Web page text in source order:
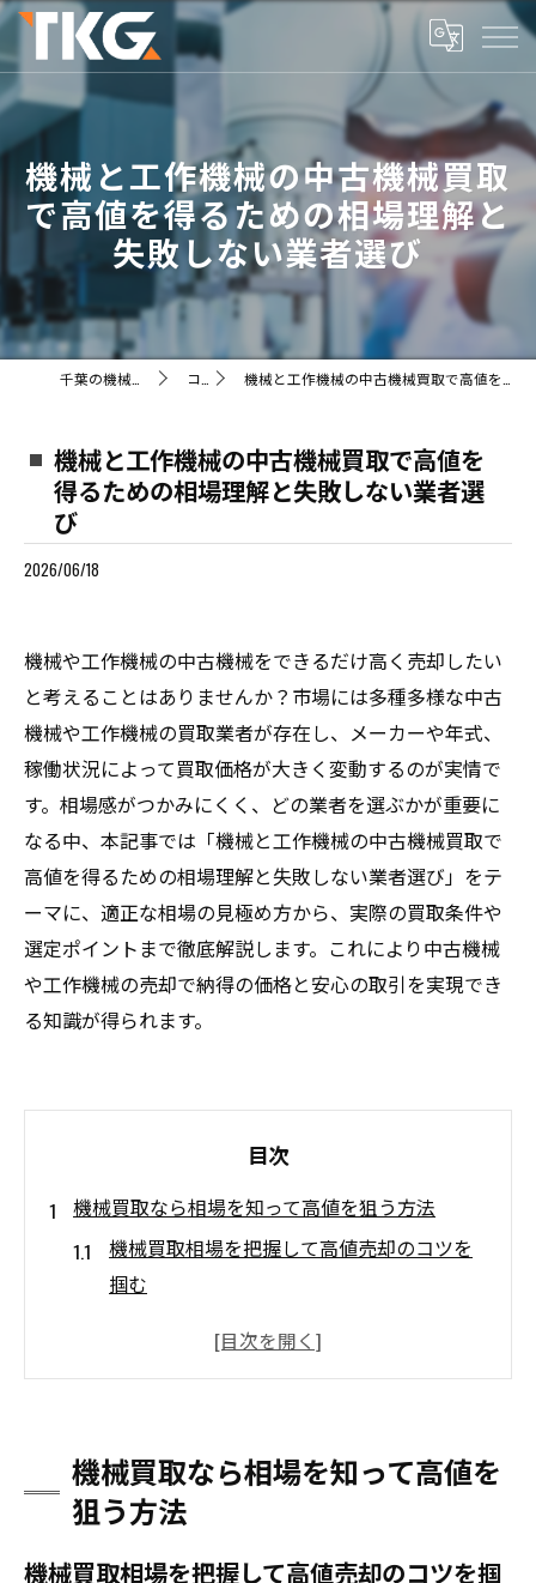
機械と工作機械の中古機械買取
で高値を得るための相場理解と
失敗しない業者選び
コラム 機械と工作機械の中古機械買取で高値を得るための相場理解と失敗しない業者選び
機械と工作機械の中古機械買取で高値を
得るための相場理解と失敗しない業者選
び
2026/06/18
機械や工作機械の中古機械をできるだけ高く売却したい
と考えることはありませんか？市場には多種多様な中古
機械や工作機械の買取業者が存在し、メーカーや年式、
稼働状況によって買取価格が大きく変動するのが実情で
す。相場感がつかみにくく、どの業者を選ぶかが重要に
なる中、本記事では「機械と工作機械の中古機械買取で
高値を得るための相場理解と失敗しない業者選び」をテ
ーマに、適正な相場の見極め方から、実際の買取条件や
選定ポイントまで徹底解説します。これにより中古機械
や工作機械の売却で納得の価格と安心の取引を実現でき
る知識が得られます。
目次
機械買取なら相場を知って高値を狙う方法
機械買取相場を把握して高値売却のコツを
掴む
工作機械の買取で重視したい価格表示と実
訣
工場機械買取の相場変動を見極めるポイン
ト
機械買取なら相場を知って高値を
狙う方法
機械買取相場を把握して高値売却のコツを掴